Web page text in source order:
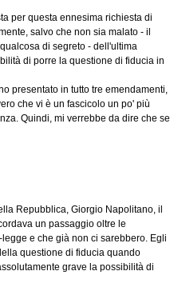
per questa ennesima richiesta di
salvo che non sia malato - il
di segreto - dell'ultima
di porre la questione di fiducia in
presentato in tutto tre emendamenti,
che vi è un fascicolo un po' più
Quindi, mi verrebbe da dire che se
Repubblica, Giorgio Napolitano, il
un passaggio oltre le
e che già non ci sarebbero. Egli
questione di fiducia quando
grave la possibilità di